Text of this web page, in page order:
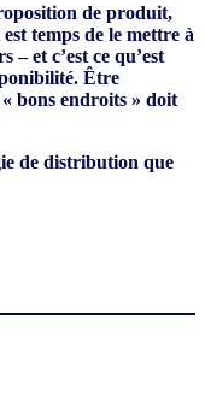
de produit,
temps de le mettre à
et c’est ce qu’est
Être
bons endroits » doit
de distribution que